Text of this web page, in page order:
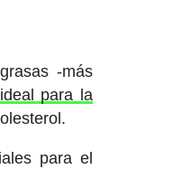
-más
ideal para la
para el